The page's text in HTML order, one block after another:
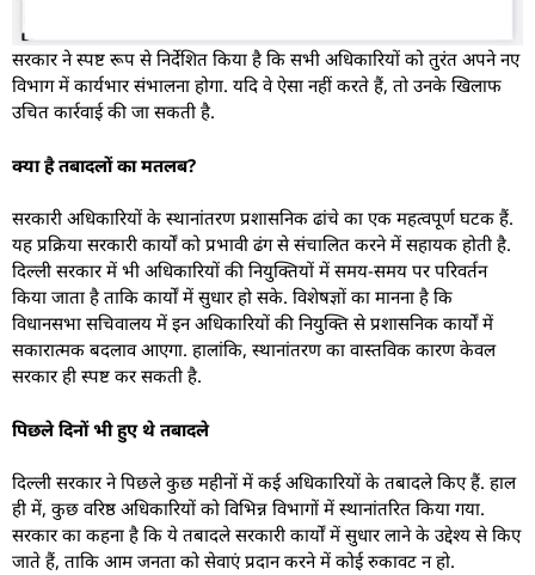
सरकार ने स्पष्ट रूप से निर्देशित किया है कि सभी अधिकारियों को तुरंत अपने नए
विभाग में कार्यभार संभालना होगा. यदि वे ऐसा नहीं करते हैं, तो उनके खिलाफ
उचित कार्रवाई की जा सकती है.
क्या है तबादलों का मतलब?
सरकारी अधिकारियों के स्थानांतरण प्रशासनिक ढांचे का एक महत्वपूर्ण घटक हैं.
यह प्रक्रिया सरकारी कार्यों को प्रभावी ढंग से संचालित करने में सहायक होती है.
दिल्ली सरकार में भी अधिकारियों की नियुक्तियों में समय-समय पर परिवर्तन
किया जाता है ताकि कार्यों में सुधार हो सके. विशेषज्ञों का मानना है कि
विधानसभा सचिवालय में इन अधिकारियों की नियुक्ति से प्रशासनिक कार्यों में
सकारात्मक बदलाव आएगा. हालांकि, स्थानांतरण का वास्तविक कारण केवल
सरकार ही स्पष्ट कर सकती है.
पिछले दिनों भी हुए थे तबादले
दिल्ली सरकार ने पिछले कुछ महीनों में कई अधिकारियों के तबादले किए हैं. हाल
ही में, कुछ वरिष्ठ अधिकारियों को विभिन्न विभागों में स्थानांतरित किया गया.
सरकार का कहना है कि ये तबादले सरकारी कार्यों में सुधार लाने के उद्देश्य से किए
जाते हैं, ताकि आम जनता को सेवाएं प्रदान करने में कोई रुकावट न हो.